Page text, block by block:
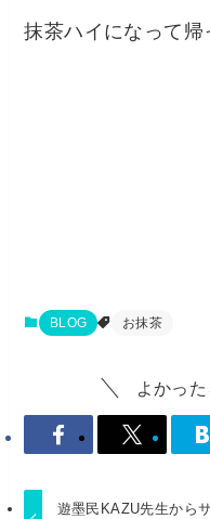
抹茶ハイになって帰
BLOG お抹茶
よかっ
遊墨民KAZU先生からサ